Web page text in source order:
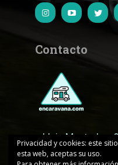
Contacto
c.Lluis Muntadas,
Privacidad y cookies: este
esta web, aceptas su uso.